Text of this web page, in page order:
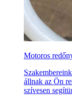
Motoros
állnak az Ön
szívesen